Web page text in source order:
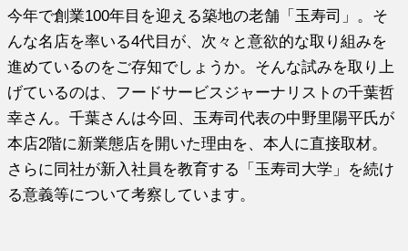
今年で創業100年目を迎える築地の老舗「玉寿司」。そ
んな名店を率いる4代目が、次々と意欲的な取り組みを
進めているのをご存知でしょうか。そんな試みを取り上
げているのは、フードサービスジャーナリストの千葉哲
幸さん。千葉さんは今回、玉寿司代表の中野里陽平氏が
本店2階に新業態店を開いた理由を、本人に直接取材。
さらに同社が新入社員を教育する「玉寿司大学」を続け
る意義等について考察しています。